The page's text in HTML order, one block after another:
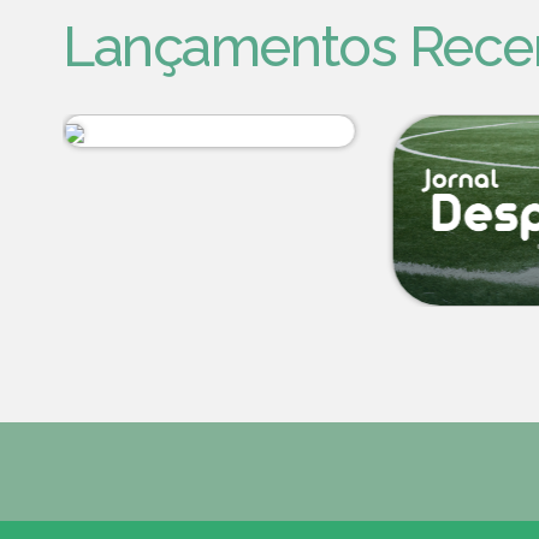
Lançamentos